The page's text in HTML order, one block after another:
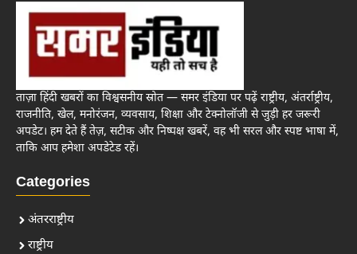
ताज़ा हिंदी खबरों का विश्वसनीय स्रोत — समर इंडिया पर पढ़ें राष्ट्रीय, अंतर्राष्ट्रीय,
राजनीति, खेल, मनोरंजन, व्यवसाय, शिक्षा और टेक्नोलॉजी से जुड़ी हर जरूरी
अपडेट। हम देते हैं तेज़, सटीक और निष्पक्ष खबरें, वह भी सरल और स्पष्ट भाषा में,
ताकि आप हमेशा अपडेटेड रहें।
Categories
अंतरराष्ट्रीय
राष्ट्रीय